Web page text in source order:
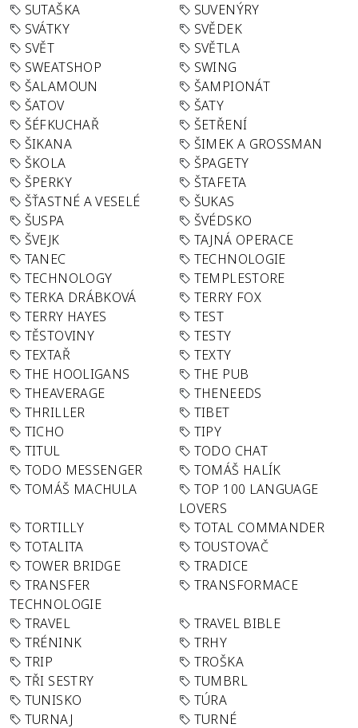
SUTAŠKA
SUVENÝRY
SVÁTKY
SVĚDEK
SVĚT
SVĚTLA
SWEATSHOP
SWING
ŠALAMOUN
ŠAMPIONÁT
ŠATOV
ŠATY
ŠÉFKUCHAŘ
ŠETŘENÍ
ŠIKANA
ŠIMEK A GROSSMAN
ŠKOLA
ŠPAGETY
ŠPERKY
ŠTAFETA
ŠŤASTNÉ A VESELÉ
ŠUKAS
ŠUSPA
ŠVÉDSKO
ŠVEJK
TAJNÁ OPERACE
TANEC
TECHNOLOGIE
TECHNOLOGY
TEMPLESTORE
TERKA DRÁBKOVÁ
TERRY FOX
TERRY HAYES
TEST
TĚSTOVINY
TESTY
TEXTAŘ
TEXTY
THE HOOLIGANS
THE PUB
THEAVERAGE
THENEEDS
THRILLER
TIBET
TICHO
TIPY
TITUL
TODO CHAT
TODO MESSENGER
TOMÁŠ HALÍK
TOMÁŠ MACHULA
TOP 100 LANGUAGE
LOVERS
TORTILLY
TOTAL COMMANDER
TOTALITA
TOUSTOVAČ
TOWER BRIDGE
TRADICE
TRANSFER
TECHNOLOGIE
TRANSFORMACE
TRAVEL
TRAVEL BIBLE
TRÉNINK
TRHY
TRIP
TROŠKA
TŘI SESTRY
TUMBRL
TUNISKO
TÚRA
TURNAJ
TURNÉ